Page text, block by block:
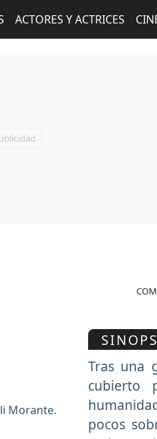
ACTORES Y ACTRICES
Morante.
Tras una
cubierto
pocos